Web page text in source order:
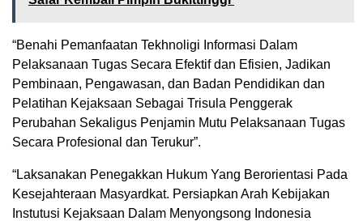
“Benahi Pemanfaatan Tekhnoligi Informasi Dalam
Pelaksanaan Tugas Secara Efektif dan Efisien, Jadikan
Pembinaan, Pengawasan, dan Badan Pendidikan dan
Pelatihan Kejaksaan Sebagai Trisula Penggerak
Perubahan Sekaligus Penjamin Mutu Pelaksanaan Tugas
Secara Profesional dan Terukur”.
“Laksanakan Penegakkan Hukum Yang Berorientasi Pada
Kesejahteraan Masyardkat. Persiapkan Arah Kebijakan
Instutusi Kejaksaan Dalam Menyongsong Indonesia